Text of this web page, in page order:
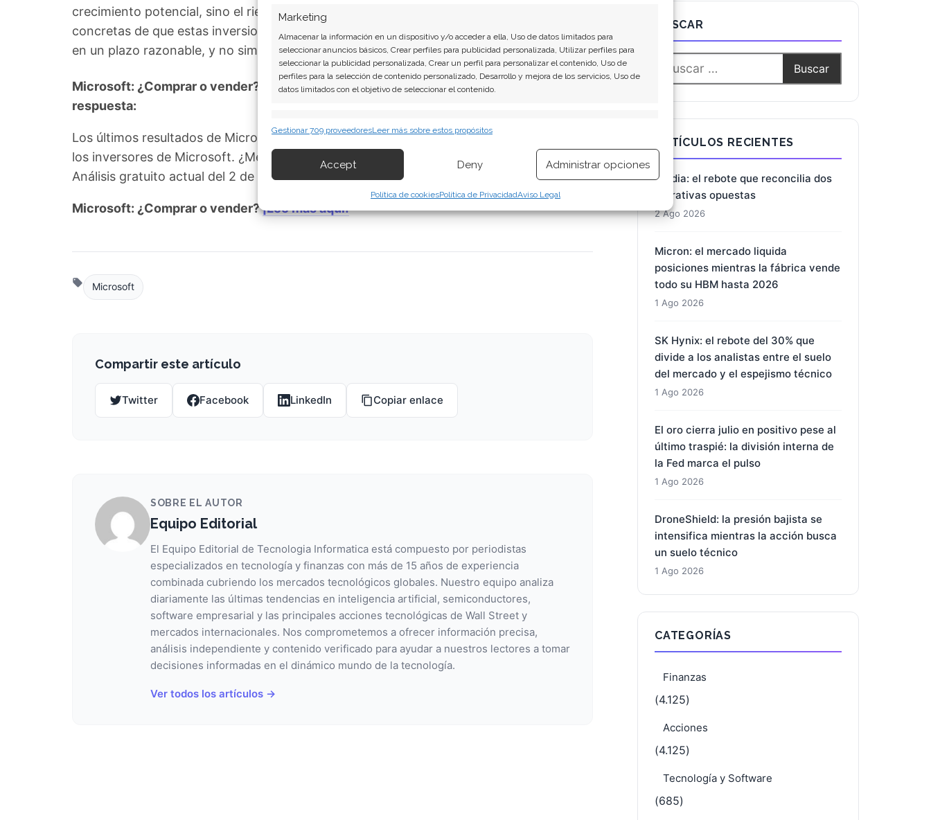
Marketing
Almacenar la información en un dispositivo y/o acceder a ella, Uso de datos limitados para
seleccionar anuncios básicos, Crear perfiles para publicidad personalizada, Utilizar perfiles para
seleccionar la publicidad personalizada, Crear un perfil para personalizar el contenido, Uso de
perfiles para la selección de contenido personalizado, Desarrollo y mejora de los servicios, Uso de
datos limitados con el objetivo de seleccionar el contenido.
información transmitida de forma automática.
Garantizar la seguridad, evitar y detectar fraudes, y eliminar
fallos, Ofrecer y presentar publicidad y contenido, Guardar y
Siempre activo
Gestionar 709 proveedoresLeer más sobre estos propósitos
Accept Deny Administrar opciones
Política de cookiesPolítica de PrivacidadAviso Legal
crecimiento potencial, sino el riesgo de ejecución. Los inversores exigen ahora pruebas
concretas de que estas inversiones históricas se traducirán en un crecimiento rentable
en un plazo razonable, y no simplemente en una base de costes inflada.
Microsoft: ¿Comprar o vender? El nuevo Análisis de Microsoft del 2 de agosto tiene la
respuesta:
Los últimos resultados de Microsoft son contundentes: Acción inmediata requerida para
los inversores de Microsoft. ¿Merece la pena invertir o es momento de vender? En el
Análisis gratuito actual del 2 de agosto descubrirá exactamente qué hacer.
Microsoft: ¿Comprar o vender?¡Lee más aquí!
Microsoft
Compartir este artículo
Twitter Facebook LinkedIn Copiar enlace
SOBRE EL AUTOR
Equipo Editorial
El Equipo Editorial de Tecnologia Informatica está compuesto por periodistas
especializados en tecnología y finanzas con más de 15 años de experiencia
combinada cubriendo los mercados tecnológicos globales. Nuestro equipo analiza
diariamente las últimas tendencias en inteligencia artificial, semiconductores,
software empresarial y las principales acciones tecnológicas de Wall Street y
mercados internacionales. Nos comprometemos a ofrecer información precisa,
análisis independiente y contenido verificado para ayudar a nuestros lectores a tomar
decisiones informadas en el dinámico mundo de la tecnología.
Ver todos los artículos →
BUSCAR
ARTÍCULOS RECIENTES
Nvidia: el rebote que reconcilia dos
narrativas opuestas
2 Ago 2026
Micron: el mercado liquida
posiciones mientras la fábrica vende
todo su HBM hasta 2026
1 Ago 2026
SK Hynix: el rebote del 30% que
divide a los analistas entre el suelo
del mercado y el espejismo técnico
1 Ago 2026
El oro cierra julio en positivo pese al
último traspié: la división interna de
la Fed marca el pulso
1 Ago 2026
DroneShield: la presión bajista se
intensifica mientras la acción busca
un suelo técnico
1 Ago 2026
CATEGORÍAS
Finanzas
(4.125)
Acciones
(4.125)
Tecnología y Software
(685)